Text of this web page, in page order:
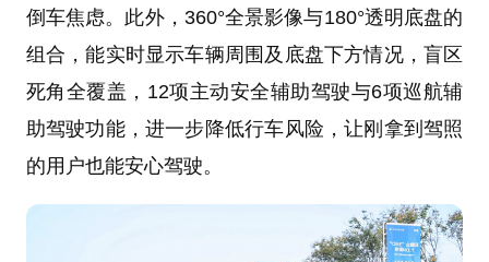
倒车焦虑。此外，360°全景影像与180°透明底盘的
组合，能实时显示车辆周围及底盘下方情况，盲区
死角全覆盖，12项主动安全辅助驾驶与6项巡航辅
助驾驶功能，进一步降低行车风险，让刚拿到驾照
的用户也能安心驾驶。